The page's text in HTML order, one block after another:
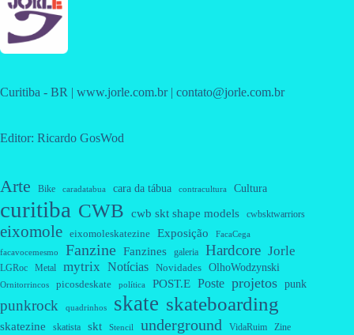
Curitiba - BR | www.jorle.com.br | contato@jorle.com.br
Editor: Ricardo GosWod
Arte Bike caradatabua cara da tábua contracultura Cultura
curitiba CWB cwb skt shape models cwbsktwarriors
eixomole eixomoleskatezine Exposição FacaCega
facavocemesmo Fanzine Fanzines galeria Hardcore Jorle
LGRoc Metal mytrix Notícias Novidades OlhoWodzynski
Ornitorrincos picosdeskate política POST.E Poste projetos punk
punkrock quadrinhos skate skateboarding
skatezine skatista skt Stencil underground VidaRuim Zine